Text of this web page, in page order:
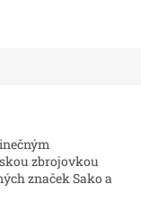
zbrojovkou
značek Sako a